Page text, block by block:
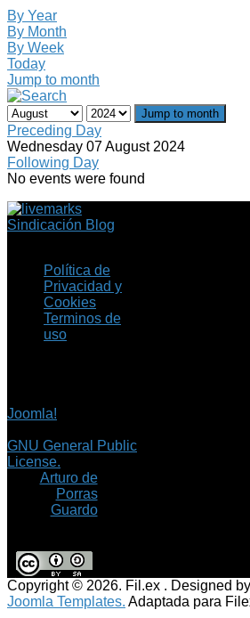
By Year
By Month
By Week
Today
Jump to month
Jump to month
Preceding Day
Wednesday 07 August 2024
Following Day
No events were found
Sindicación Blog
Política de
Privacidad y
Cookies
Terminos de
uso
Joomla!
GNU General Public
License.
Arturo de
Porras
Guardo
Copyright © 2026. Fil.ex . Designed
Joomla Templates. Adaptada para